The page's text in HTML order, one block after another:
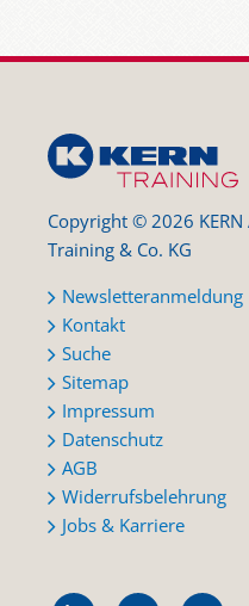
Copyright © 2026 KERN
Training & Co. KG
Newsletteranmeldung
Kontakt
Suche
Sitemap
Impressum
Datenschutz
AGB
Widerrufsbelehrung
Jobs & Karriere